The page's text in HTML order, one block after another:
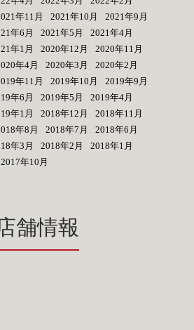
年11月 2021年10月
2021年9月
年6月 2021年5月
2021年4月
年1月 2020年12月
2020年11月
年4月 2020年3月
2020年2月
年11月 2019年10月
2019年9月
年6月 2019年5月
2019年4月
年1月 2018年12月
2018年11月
年8月 2018年7月
2018年6月
年3月 2018年2月
2018年1月
2017年10月
舗情報